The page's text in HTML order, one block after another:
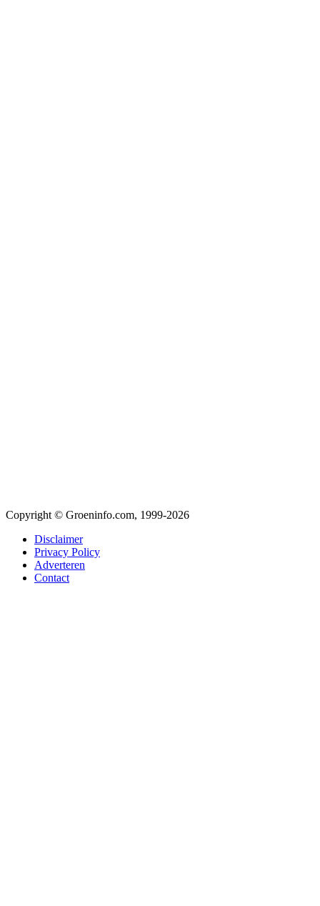
Copyright © Groeninfo.com, 1999-2026
Disclaimer
Privacy Policy
Adverteren
Contact